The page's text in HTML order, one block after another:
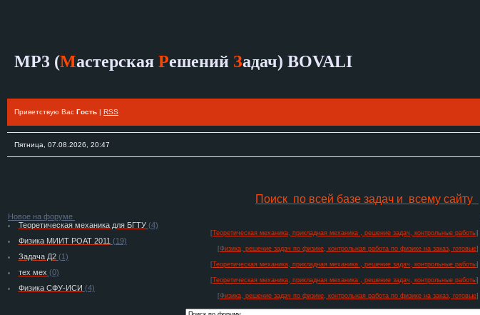
MP3 (Мастерская Решений Задач) BOVALI
Приветствую Вас Гость | RSS
Пятница, 07.08.2026, 20:47
Поиск по всей базе задач и всему сайту
Новое на форуме
Теоретическая механика для БГТУ(4)
[Теоретическая механика, прикладная механика , решение задач, контрольные работы]
Физика МИИТ РОАТ 2011 (19)
[Физика, решение задач по физике, контрольная работа по физике на заказ, готовые]
Задача Д2(1)
[Теоретическая механика, прикладная механика , решение задач, контрольные работы]
тех мех (0)
[Теоретическая механика, прикладная механика , решение задач, контрольные работы]
Физика СФУ-ИСИ (4)
[Физика, решение задач по физике, контрольная работа по физике на заказ, готовые]